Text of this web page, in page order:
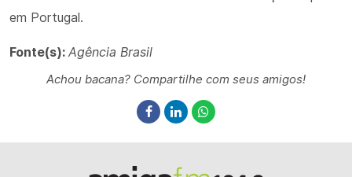
em Portugal.
Fonte(s): Agência Brasil
Achou bacana? Compartilhe com seus amigos!